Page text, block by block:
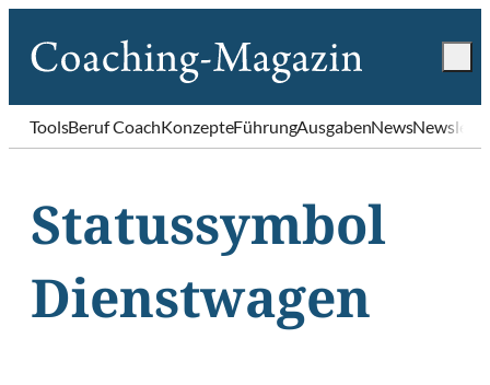
ToolsBeruf CoachKonzepteFührungAusgabenNews
Statussymbol
Dienstwagen